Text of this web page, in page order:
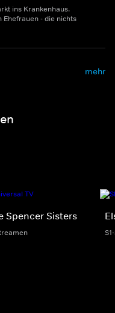
ins Krankenhaus.
Ehefrauen - die nichts
mehr
Spencer Sisters